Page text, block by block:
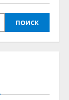
ПОИСК